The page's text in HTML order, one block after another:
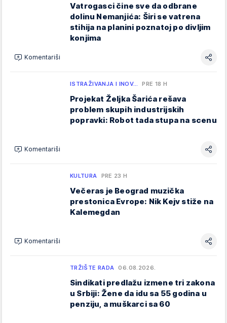
Vatrogasci čine sve da odbrane
dolinu Nemanjića: Širi se vatrena
stihija na planini poznatoj po divljim
konjima
Komentariši
ISTRAŽIVANJA I INOV… PRE 18 H
Projekat Željka Šarića rešava
problem skupih industrijskih
popravki: Robot tada stupa na scenu
Komentariši
KULTURA PRE 23 H
Večeras je Beograd muzička
prestonica Evrope: Nik Kejv stiže na
Kalemegdan
Komentariši
TRŽIŠTE RADA 06.08.2026.
Sindikati predlažu izmene tri zakona
u Srbiji: Žene da idu sa 55 godina u
penziju, a muškarci sa 60